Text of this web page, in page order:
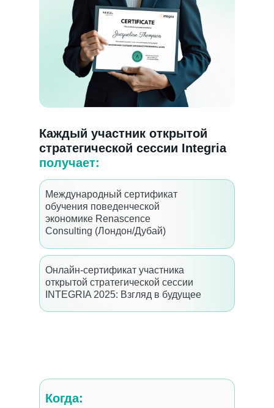
Международный сертификат
обучения поведенческой
экономике Renascence
Consulting (Лондон/Дубай)
Онлайн-сертификат участника
открытой стратегической сессии
INTEGRIA 2025: Взгляд в будущее
Каждый участник открытой
стратегической сессии Integria
получает:
Когда: